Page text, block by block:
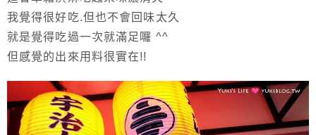
我覺得很好吃.但也不會回味太久
就是覺得吃過一次就滿足囉 ^^
但感覺的出來用料很實在!!